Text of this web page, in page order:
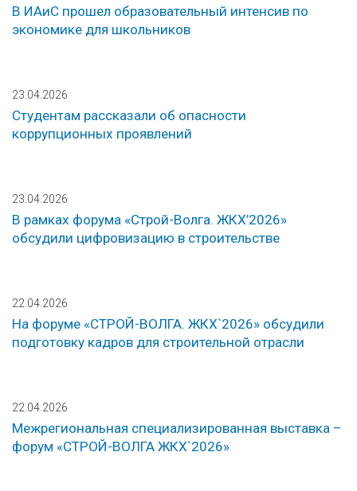
В ИАиС прошел образовательный интенсив по
экономике для школьников
23.04.2026
Студентам рассказали об опасности
коррупционных проявлений
23.04.2026
В рамках форума «Строй-Волга. ЖКХ’2026»
обсудили цифровизацию в строительстве
22.04.2026
На форуме «СТРОЙ-ВОЛГА. ЖКХ`2026» обсудили
подготовку кадров для строительной отрасли
22.04.2026
Межрегиональная специализированная выставка –
форум «СТРОЙ-ВОЛГА ЖКХ`2026»